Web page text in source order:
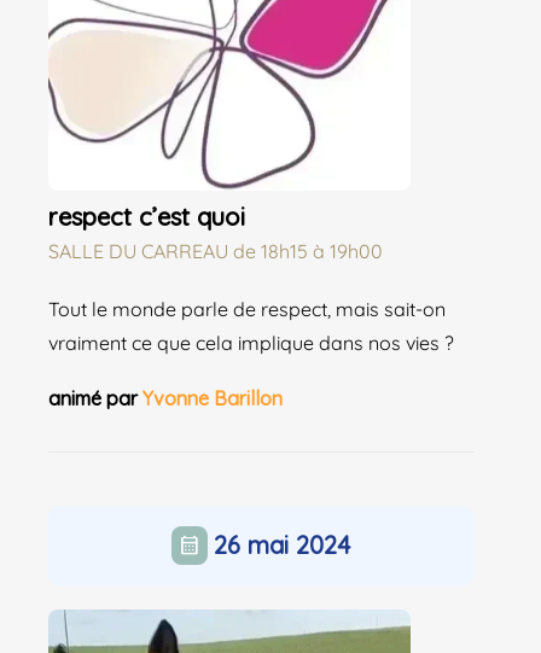
respect c’est quoi
SALLE DU CARREAU de 18h15 à 19h00
Tout le monde parle de respect, mais sait-on
vraiment ce que cela implique dans nos vies ?
animé parYvonne Barillon
calendar_month 26 mai 2024